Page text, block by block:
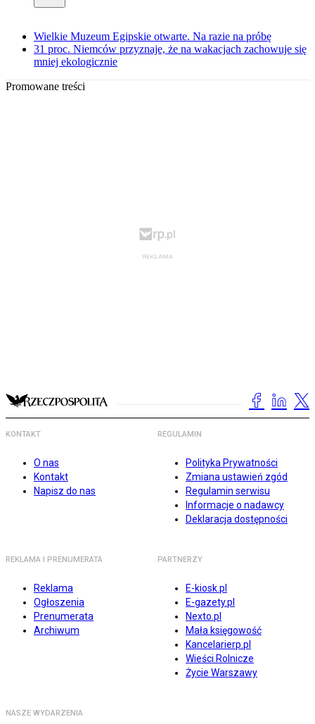
Wielkie Muzeum Egipskie otwarte. Na razie na próbę
31 proc. Niemców przyznaje, że na wakacjach zachowuje się
mniej ekologicznie
Promowane treści
KONTAKT
O nas
Kontakt
Napisz do nas
REGULAMIN
Polityka Prywatności
Zmiana ustawień zgód
Regulamin serwisu
Informacje o nadawcy
Deklaracja dostępności
REKLAMA I PRENUMERATA
Reklama
Ogłoszenia
Prenumerata
Archiwum
PARTNERZY
E-kiosk.pl
E-gazety.pl
Nexto.pl
Mała księgowość
Kancelarierp.pl
Wieści Rolnicze
Życie Warszawy
NASZE WYDARZENIA